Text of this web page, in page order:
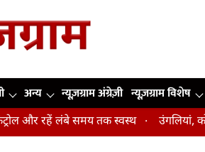
अन्य न्यूज़ग्राम अंग्रेज़ी न्यूज़ग्राम विशेष
और रहें लंबे समय तक स्वस्थ उंगलियां,